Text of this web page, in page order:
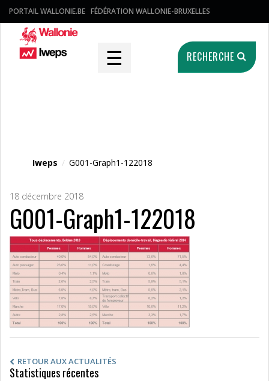
PORTAIL WALLONIE.BE FÉDÉRATION WALLONIE-BRUXELLES
☰ RECHERCHE
Iweps / G001-Graph1-122018
18 décembre 2018
G001-Graph1-122018
RETOUR AUX ACTUALITÉS
Statistiques récentes